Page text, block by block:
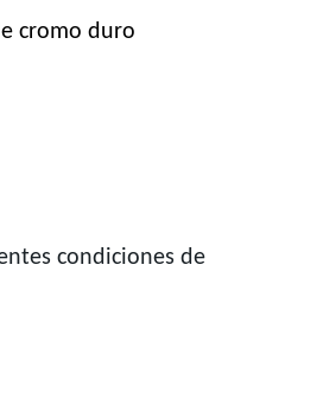
cromo duro
condiciones de